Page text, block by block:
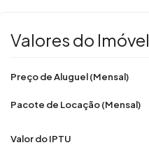
Valores do Imóvel
Preço de Aluguel (Mensal)
Valor do IPTU
Pacote de Locação (Mensal)